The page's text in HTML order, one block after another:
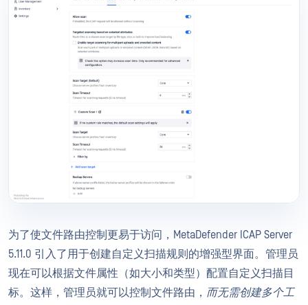
为了使文件路由控制更易于访问，MetaDefender ICAP Server
5.11.0 引入了用于创建自定义扫描规则的增强型界面。管理员
现在可以根据文件属性（如大小和类型）配置自定义扫描目
标。这样，管理员就可以控制文件路由， 而无需创建多个工